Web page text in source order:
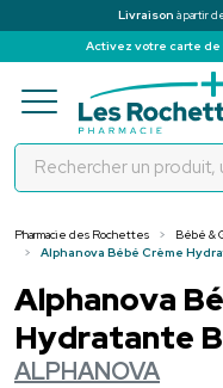
Livraison à partir
Activez votre carte
Pharmacie des Rochettes Bébé &
Alphanova Bébé Crème
Alphanova
Hydratante
ALPHANOVA